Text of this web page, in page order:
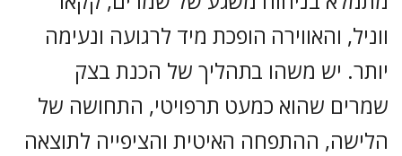
ווניל, והאווירה הופכת מיד לרגועה ונעימה
יותר. יש משהו בתהליך של הכנת בצק
שמרים שהוא כמעט תרפויטי, התחושה של
הלישה, ההתפחה האיטית והציפייה לתוצאה